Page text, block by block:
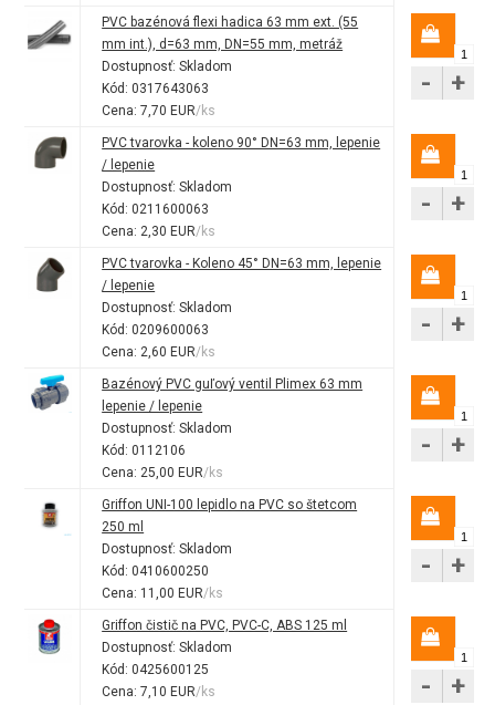
PVC bazénová flexi hadica 63 mm ext. (55
mm int.), d=63 mm, DN=55 mm, metráž
Dostupnosť:Skladom
Kód: 0317643063
Cena: 7,70 EUR/ks
- +
PVC tvarovka - koleno 90° DN=63 mm, lepenie
/ lepenie
Dostupnosť:Skladom
Kód: 0211600063
Cena: 2,30 EUR/ks
- +
PVC tvarovka - Koleno 45° DN=63 mm, lepenie
/ lepenie
Dostupnosť:Skladom
Kód: 0209600063
Cena: 2,60 EUR/ks
- +
Bazénový PVC guľový ventil Plimex 63 mm
lepenie / lepenie
Dostupnosť:Skladom
Kód: 0112106
Cena: 25,00 EUR/ks
- +
Griffon UNI-100 lepidlo na PVC so štetcom
250 ml
Dostupnosť:Skladom
Kód: 0410600250
Cena: 11,00 EUR/ks
- +
Griffon čistič na PVC, PVC-C, ABS 125 ml
Dostupnosť:Skladom
Kód: 0425600125
Cena: 7,10 EUR/ks - +